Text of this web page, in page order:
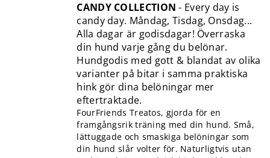
CANDY COLLECTION- Every day is
candy day. Måndag, Tisdag, Onsdag...
Alla dagar är godisdagar! Överraska
din hund varje gång du belönar.
Hundgodis med gott & blandat av olika
varianter på bitar i samma praktiska
hink gör dina belöningar mer
eftertraktade.
FourFriends Treatos, gjorda för en
framgångsrik träning med din hund. Små,
lättuggade och smaskiga belöningar som
din hund slår volter för. Naturligtvis utan